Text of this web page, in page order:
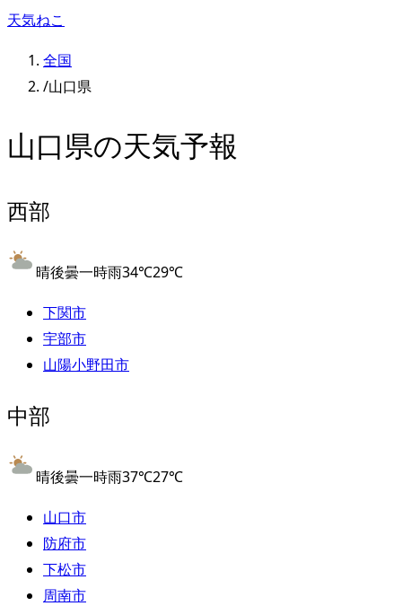
天気ねこ
全国
/山口県
山口県の天気予報
西部
晴後曇一時雨34℃29℃
下関市
宇部市
山陽小野田市
中部
晴後曇一時雨37℃27℃
山口市
防府市
下松市
周南市